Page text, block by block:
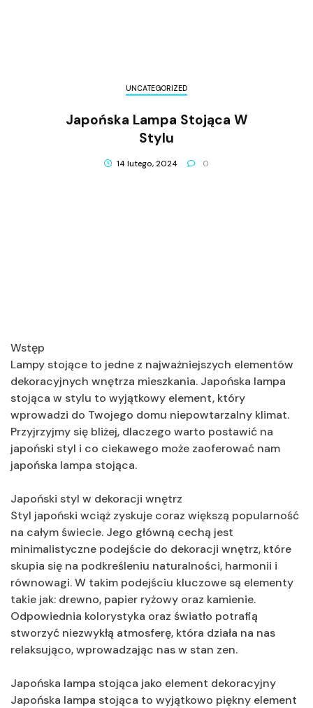
UNCATEGORIZED
Japońska Lampa Stojąca W
Stylu
14 lutego, 2024 0
Wstęp
Lampy stojące to jedne z najważniejszych elementów
dekoracyjnych wnętrza mieszkania. Japońska lampa
stojąca w stylu to wyjątkowy element, który
wprowadzi do Twojego domu niepowtarzalny klimat.
Przyjrzyjmy się bliżej, dlaczego warto postawić na
japoński styl i co ciekawego może zaoferować nam
japońska lampa stojąca.
Japoński styl w dekoracji wnętrz
Styl japoński wciąż zyskuje coraz większą popularność
na całym świecie. Jego główną cechą jest
minimalistyczne podejście do dekoracji wnętrz, które
skupia się na podkreśleniu naturalności, harmonii i
równowagi. W takim podejściu kluczowe są elementy
takie jak: drewno, papier ryżowy oraz kamienie.
Odpowiednia kolorystyka oraz światło potrafią
stworzyć niezwykłą atmosferę, która działa na nas
relaksująco, wprowadzając nas w stan zen.
Japońska lampa stojąca jako element dekoracyjny
Japońska lampa stojąca to wyjątkowo piękny element